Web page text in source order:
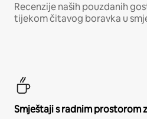
Recenzije naših pouzdanih
tijekom čitavog boravka u
Smještaji s radnim prostorom